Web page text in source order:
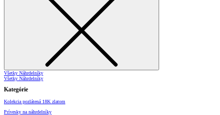
Všetky Náhrdelníky
Všetky Náhrdelníky
Kategórie
Kolekcia pozlátená 18K zlatom
Prívesky na náhrdelníky